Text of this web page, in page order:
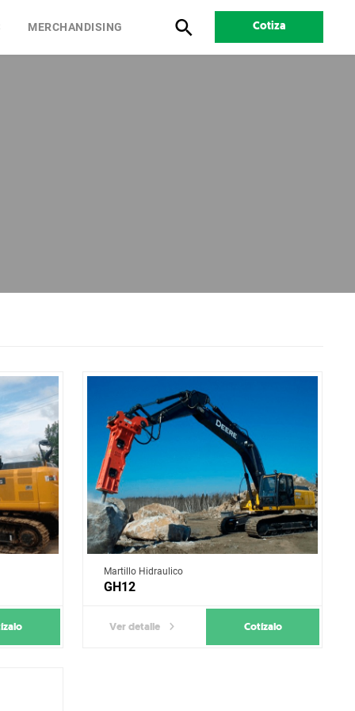
MERCHANDISING Cotiza
Martillo Hidraulico
GH12
Ver detalle Cotízalo